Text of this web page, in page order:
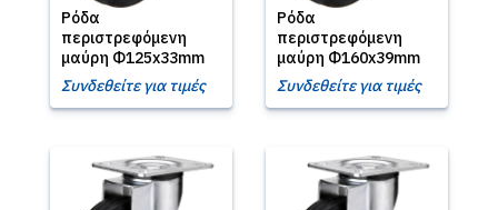
Ρόδα
περιστρεφόμενη
μαύρη Φ125x33mm
Συνδεθείτε για τιμές
Ρόδα
περιστρεφόμενη
μαύρη Φ160x39mm
Συνδεθείτε για τιμές